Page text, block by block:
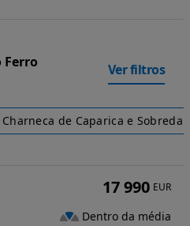
Ferro
Ver filtros
Charneca de Caparica e Sobreda
17 990 EUR
Dentro da média